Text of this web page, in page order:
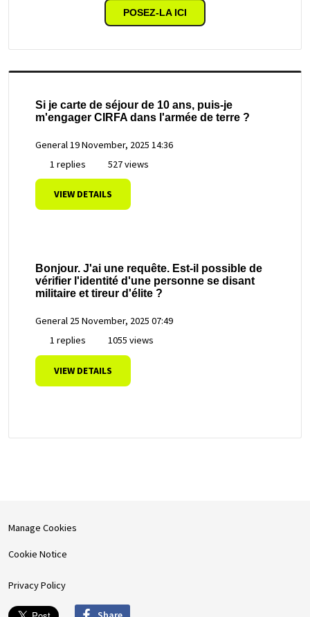
POSEZ-LA ICI
Si je carte de séjour de 10 ans, puis-je
m'engager CIRFA dans l'armée de terre ?
General19 November, 2025 14:36
1 replies
527 views
VIEW DETAILS
Bonjour. J'ai une requête. Est-il possible de
vérifier l'identité d'une personne se disant
militaire et tireur d'élite ?
General 25 November, 2025 07:49
1 replies
1055 views
VIEW DETAILS
Manage Cookies
Cookie Notice
Privacy Policy